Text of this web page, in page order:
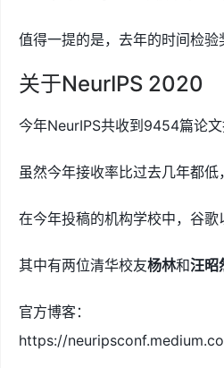
值得一提的是，去年的时间检
关于NeurIPS 2020
今年NeurIPS共收到9454篇论
虽然今年接收率比过去几年都
在今年投稿的机构学校中，谷
其中有两位清华校友杨林和汪昭
官方博客：
https://